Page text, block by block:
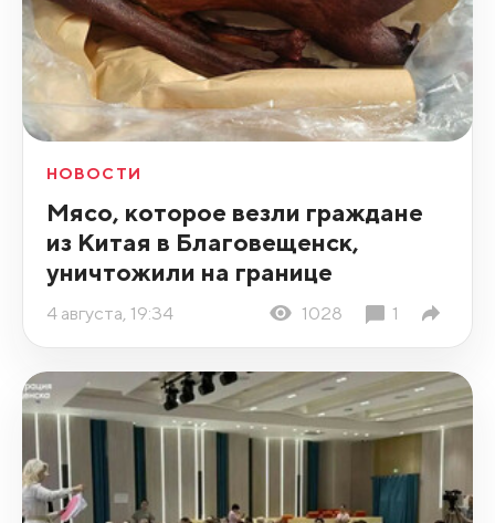
НОВОСТИ
Мясо, которое везли граждане
из Китая в Благовещенск,
уничтожили на границе
4 августа, 19:34 1028 1